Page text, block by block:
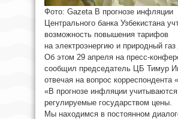
Фото: Gazeta В прогнозе инфляции
Центрального банка Узбекистана
возможность повышения тарифов
на электроэнергию и природный
Об этом 29 апреля на пресс-
сообщил председатель ЦБ Тимур
отвечая на вопрос корреспондента
«В прогнозе инфляции
регулируемые государством цены.
Мы находимся в постоянном